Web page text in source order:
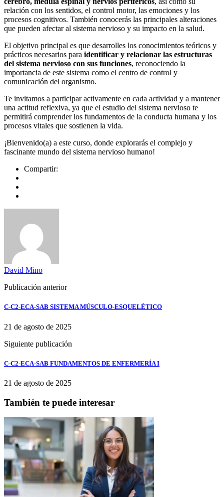
relación con los sentidos, el control motor, las emociones y los
procesos cognitivos. También conocerás las principales alteraciones
que pueden afectar al sistema nervioso y su impacto en la salud.
El objetivo principal es que desarrolles los conocimientos teóricos y
prácticos necesarios para identificar y relacionar las estructuras
del sistema nervioso con sus funciones, reconociendo la
importancia de este sistema como el centro de control y
comunicación del organismo.
Te invitamos a participar activamente en cada actividad y a mantener
una actitud reflexiva, ya que el estudio del sistema nervioso te
permitirá comprender los fundamentos de la conducta humana y los
procesos vitales que sostienen la vida.
¡Bienvenido(a) a este curso, donde explorarás el complejo y
fascinante mundo del sistema nervioso humano!
Compartir:
David Mino
Publicación anterior
C-C2-ECA-SAB SISTEMA MÚSCULO-ESQUELÉTICO
21 de agosto de 2025
Siguiente publicación
C-C2-ECA-SAB FUNDAMENTOS DE ENFERMERÍA I
21 de agosto de 2025
También te puede interesar